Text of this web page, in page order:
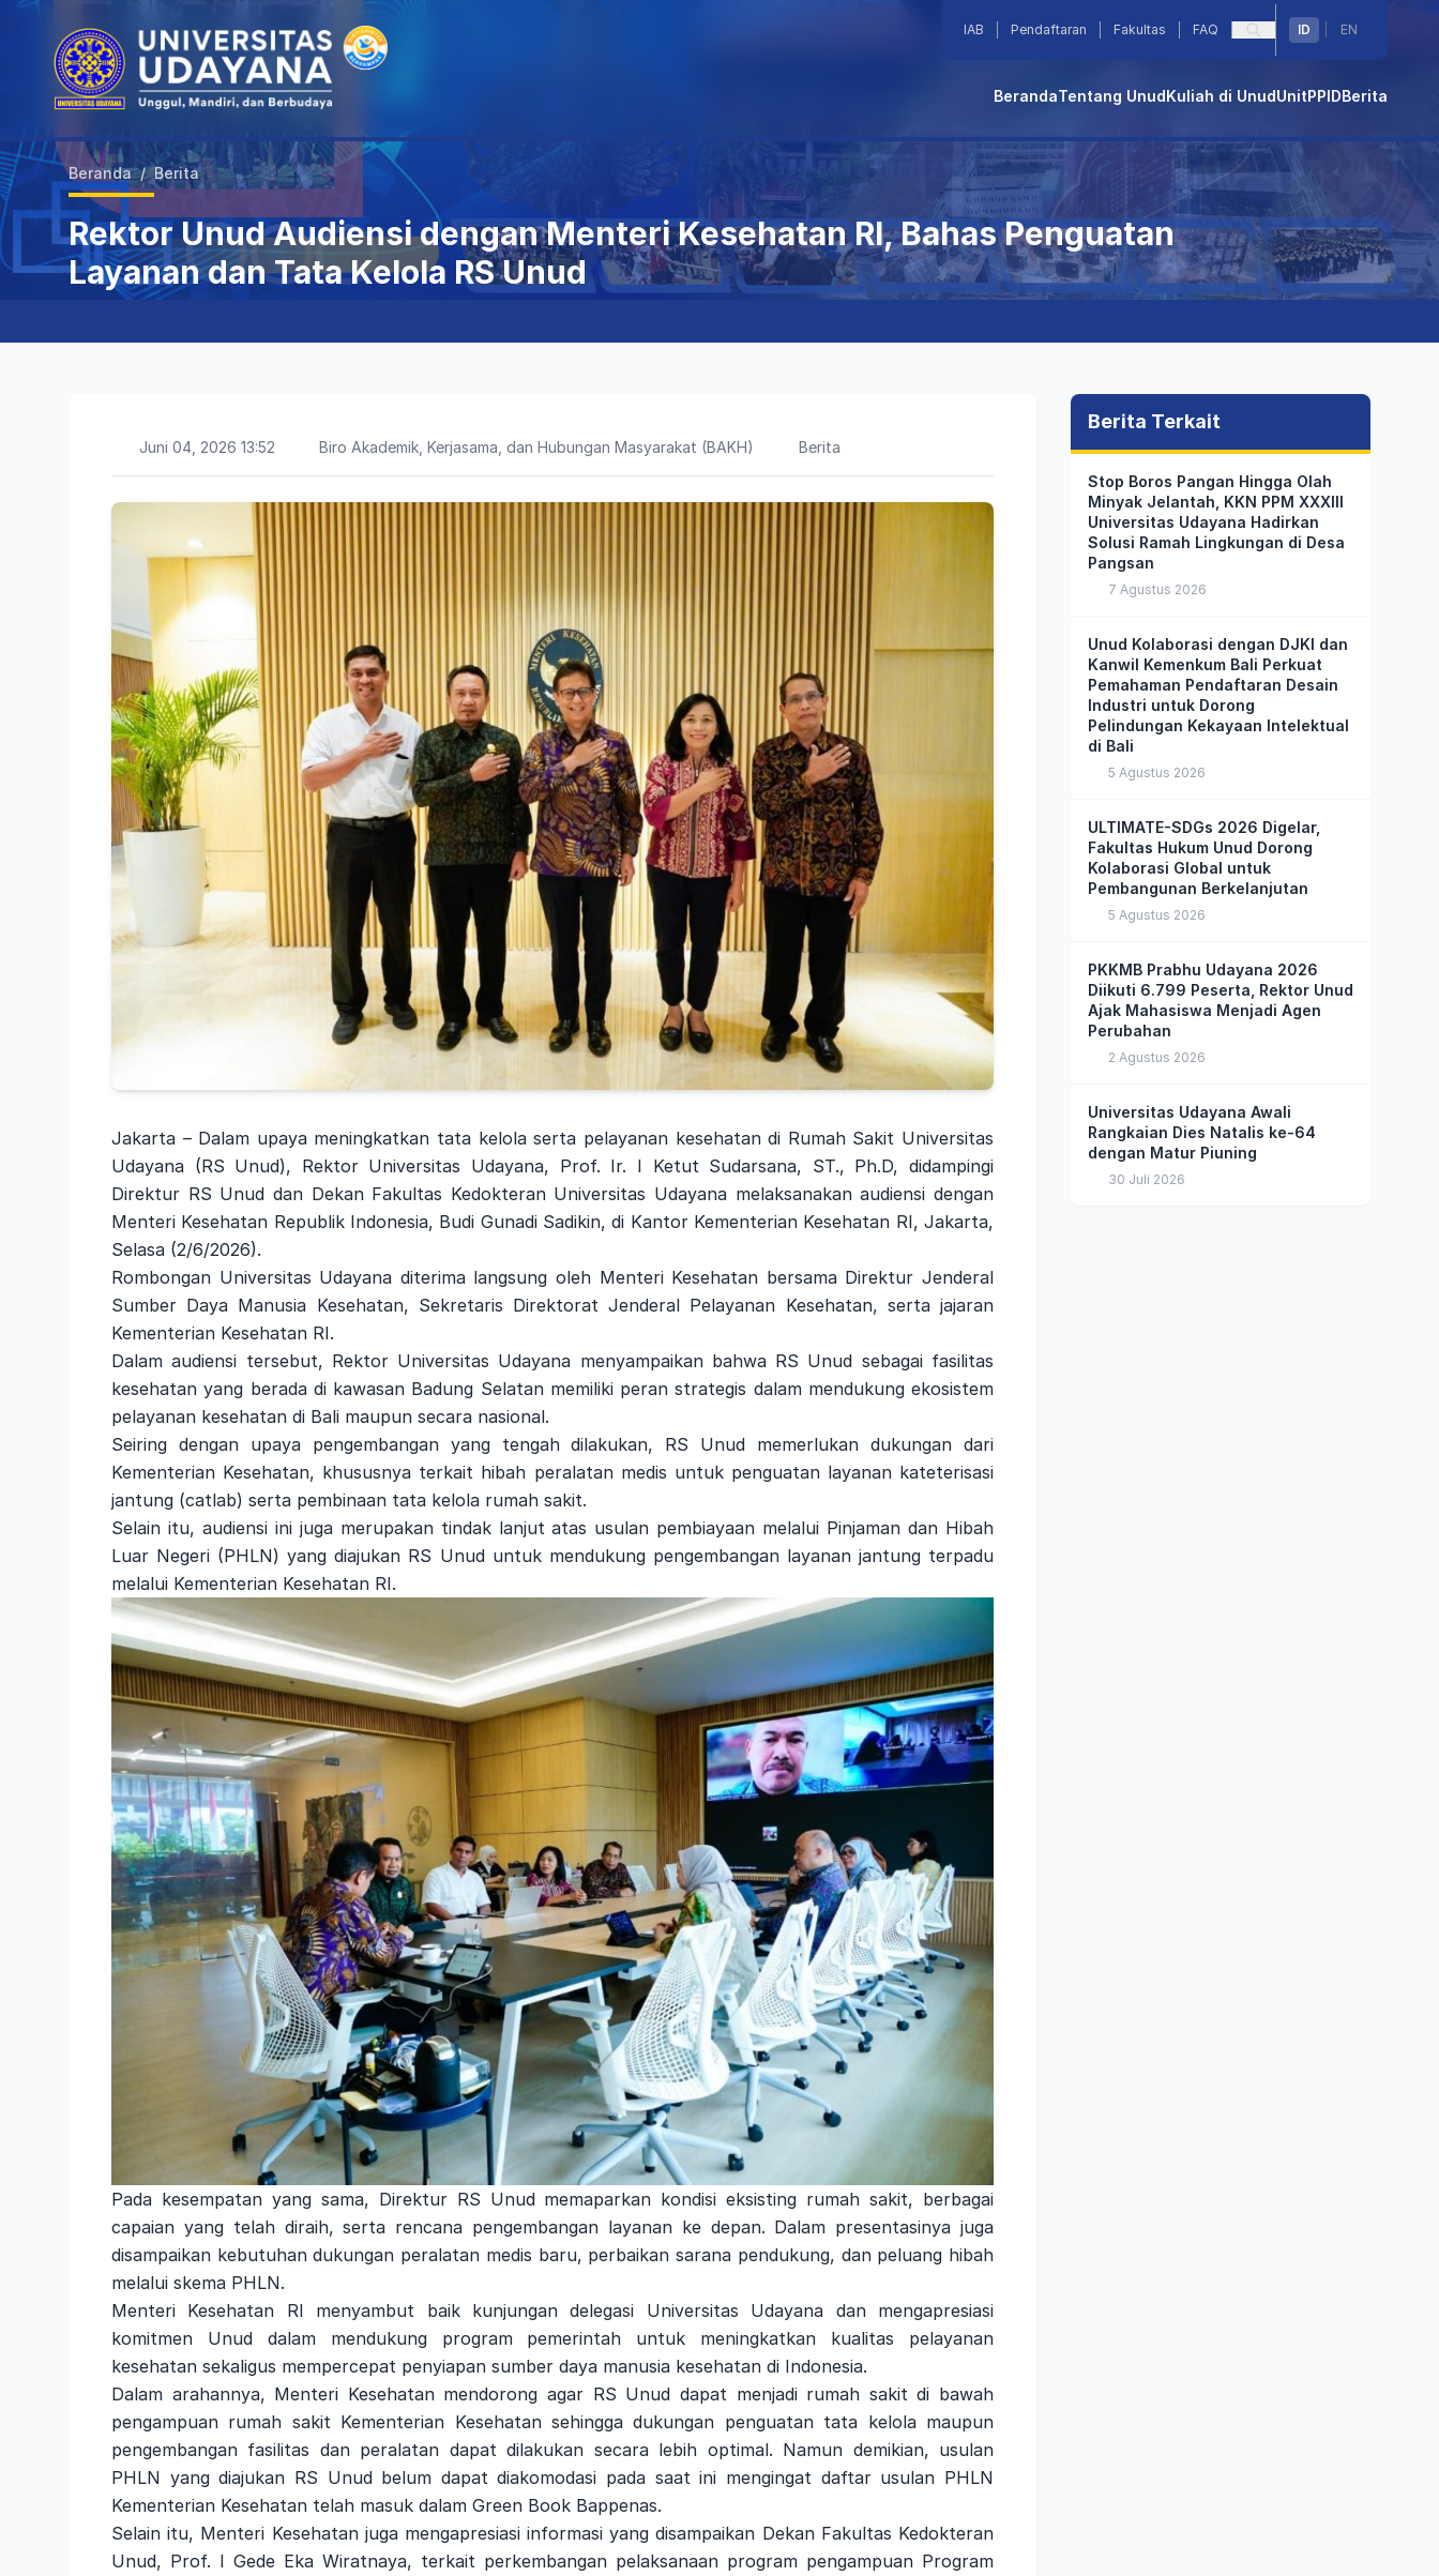
BerandaTentang UnudKuliah di UnudUnitPPIDBerita
IAB Pendaftaran Fakultas FAQ ID EN
Beranda / Berita
Rektor Unud Audiensi dengan Menteri Kesehatan RI, Bahas Penguatan
Layanan dan Tata Kelola RS Unud
Juni 04, 2026 13:52 Biro Akademik, Kerjasama, dan Hubungan Masyarakat (BAKH) Berita
Jakarta – Dalam upaya meningkatkan tata kelola serta pelayanan kesehatan di Rumah Sakit Universitas
Udayana (RS Unud), Rektor Universitas Udayana, Prof. Ir. I Ketut Sudarsana, ST., Ph.D, didampingi
Direktur RS Unud dan Dekan Fakultas Kedokteran Universitas Udayana melaksanakan audiensi dengan
Menteri Kesehatan Republik Indonesia, Budi Gunadi Sadikin, di Kantor Kementerian Kesehatan RI, Jakarta,
Selasa (2/6/2026).
Rombongan Universitas Udayana diterima langsung oleh Menteri Kesehatan bersama Direktur Jenderal
Sumber Daya Manusia Kesehatan, Sekretaris Direktorat Jenderal Pelayanan Kesehatan, serta jajaran
Kementerian Kesehatan RI.
Dalam audiensi tersebut, Rektor Universitas Udayana menyampaikan bahwa RS Unud sebagai fasilitas
kesehatan yang berada di kawasan Badung Selatan memiliki peran strategis dalam mendukung ekosistem
pelayanan kesehatan di Bali maupun secara nasional.
Seiring dengan upaya pengembangan yang tengah dilakukan, RS Unud memerlukan dukungan dari
Kementerian Kesehatan, khususnya terkait hibah peralatan medis untuk penguatan layanan kateterisasi
jantung (catlab) serta pembinaan tata kelola rumah sakit.
Selain itu, audiensi ini juga merupakan tindak lanjut atas usulan pembiayaan melalui Pinjaman dan Hibah
Luar Negeri (PHLN) yang diajukan RS Unud untuk mendukung pengembangan layanan jantung terpadu
melalui Kementerian Kesehatan RI.
Pada kesempatan yang sama, Direktur RS Unud memaparkan kondisi eksisting rumah sakit, berbagai
capaian yang telah diraih, serta rencana pengembangan layanan ke depan. Dalam presentasinya juga
disampaikan kebutuhan dukungan peralatan medis baru, perbaikan sarana pendukung, dan peluang hibah
melalui skema PHLN.
Menteri Kesehatan RI menyambut baik kunjungan delegasi Universitas Udayana dan mengapresiasi
komitmen Unud dalam mendukung program pemerintah untuk meningkatkan kualitas pelayanan
kesehatan sekaligus mempercepat penyiapan sumber daya manusia kesehatan di Indonesia.
Dalam arahannya, Menteri Kesehatan mendorong agar RS Unud dapat menjadi rumah sakit di bawah
pengampuan rumah sakit Kementerian Kesehatan sehingga dukungan penguatan tata kelola maupun
pengembangan fasilitas dan peralatan dapat dilakukan secara lebih optimal. Namun demikian, usulan
PHLN yang diajukan RS Unud belum dapat diakomodasi pada saat ini mengingat daftar usulan PHLN
Kementerian Kesehatan telah masuk dalam Green Book Bappenas.
Selain itu, Menteri Kesehatan juga mengapresiasi informasi yang disampaikan Dekan Fakultas Kedokteran
Unud, Prof. I Gede Eka Wiratnaya, terkait perkembangan pelaksanaan program pengampuan Program
Berita Terkait
Stop Boros Pangan Hingga Olah
Minyak Jelantah, KKN PPM XXXIII
Universitas Udayana Hadirkan
Solusi Ramah Lingkungan di Desa
Pangsan
7 Agustus 2026
Unud Kolaborasi dengan DJKI dan
Kanwil Kemenkum Bali Perkuat
Pemahaman Pendaftaran Desain
Industri untuk Dorong
Pelindungan Kekayaan Intelektual
di Bali
5 Agustus 2026
ULTIMATE-SDGs 2026 Digelar,
Fakultas Hukum Unud Dorong
Kolaborasi Global untuk
Pembangunan Berkelanjutan
5 Agustus 2026
PKKMB Prabhu Udayana 2026
Diikuti 6.799 Peserta, Rektor Unud
Ajak Mahasiswa Menjadi Agen
Perubahan
2 Agustus 2026
Universitas Udayana Awali
Rangkaian Dies Natalis ke-64
dengan Matur Piuning
30 Juli 2026